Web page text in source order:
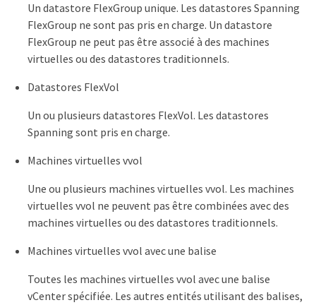
Un datastore FlexGroup unique. Les datastores Spanning
FlexGroup ne sont pas pris en charge. Un datastore
FlexGroup ne peut pas être associé à des machines
virtuelles ou des datastores traditionnels.
Datastores FlexVol
Un ou plusieurs datastores FlexVol. Les datastores
Spanning sont pris en charge.
Machines virtuelles vvol
Une ou plusieurs machines virtuelles vvol. Les machines
virtuelles vvol ne peuvent pas être combinées avec des
machines virtuelles ou des datastores traditionnels.
Machines virtuelles vvol avec une balise
Toutes les machines virtuelles vvol avec une balise
vCenter spécifiée. Les autres entités utilisant des balises,